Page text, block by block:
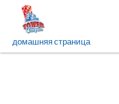
домашняя страница